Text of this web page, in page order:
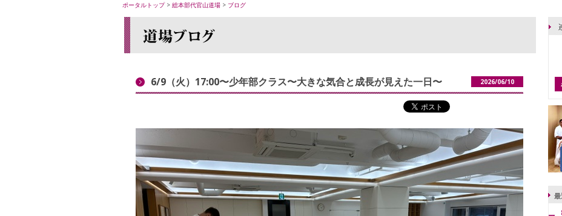
ポータルトップ> 総本部代官山道場 > ブログ
6/9（火）17:00〜少年部クラス〜大きな気合と成長が見えた一日〜 2026/06/10
最